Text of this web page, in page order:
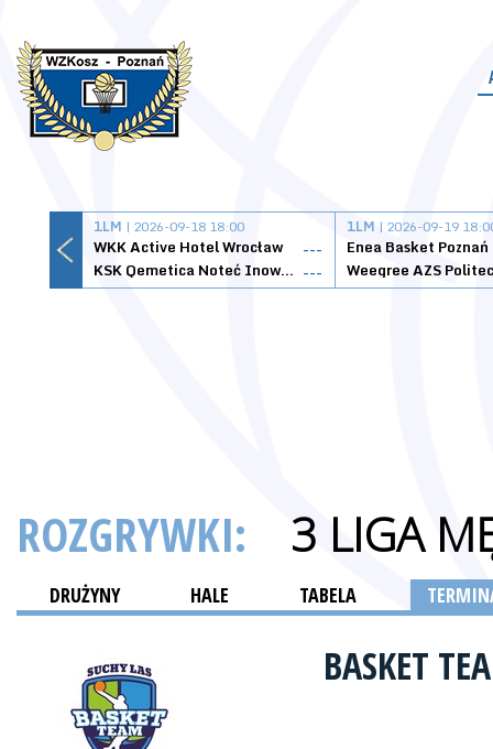
1LM | 2026-09-18 18:00
WKK Active Hotel Wrocław
---
KSK Qemetica Noteć Inowrocław ---
1LM | 2026-09-19
Enea Basket Poznań
ROZGRYWKI: 3 LIGA
DRUŻYNY HALE TABELA
BASKET